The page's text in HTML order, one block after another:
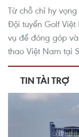
Từ chỗ chỉ hy
Đội tuyển Golf
vụ để đóng góp
thao Việt Nam tại